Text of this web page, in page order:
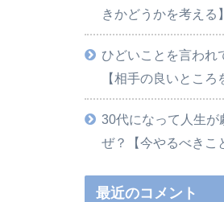
きかどうかを考える】
ひどいことを言われ
【相手の良いところ
30代になって人生が
ぜ？【今やるべきこ
最近のコメント